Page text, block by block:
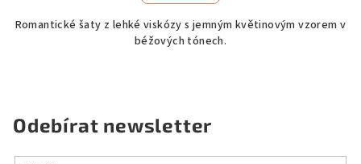
Romantické šaty z lehké viskózy s jemným květinovým vzorem v
béžových tónech.
Odebírat newsletter